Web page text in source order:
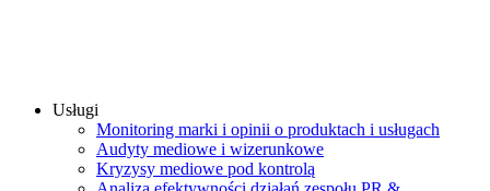
Usługi
Monitoring marki i opinii o produktach i usługach
Audyty mediowe i wizerunkowe
Kryzysy mediowe pod kontrolą